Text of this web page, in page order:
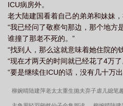
ICU病房外。
老大陆建国看着自己的弟弟和妹妹，
“我已经问了敬察句那边，那个地方
谁撞了那老不死的。”
“找到人，那么这就意味着她住院的
“现在才两天的时间就已经花了4万了
“要是继续住ICU的话，没有几十万出
柳婉晴陆建萍老太太重生抛夫弃子虐儿媳笔